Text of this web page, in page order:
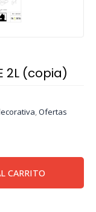
2L (copia)
,Ofertas
CARRITO